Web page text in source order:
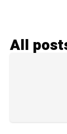
All